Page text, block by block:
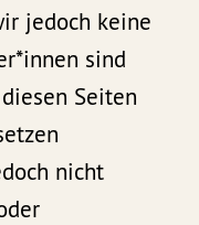
jedoch keine
sind
Seiten
nicht